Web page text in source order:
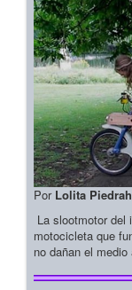
Por Lolita
La slootmotor del
motocicleta que
no dañan el